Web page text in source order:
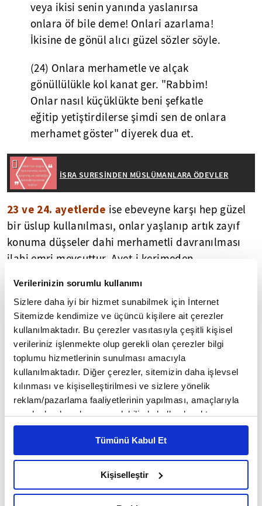
Verilerinizin sorumlu kullanımı
Sizlere daha iyi bir hizmet sunabilmek için İnternet
Sitemizde kendimize ve üçüncü kişilere ait çerezler
kullanılmaktadır. Bu çerezler vasıtasıyla çeşitli kişisel
verileriniz işlenmekte olup gerekli olan çerezler bilgi
toplumu hizmetlerinin sunulması amacıyla
kullanılmaktadır. Diğer çerezler, sitemizin daha işlevsel
kılınması ve kişiselleştirilmesi ve sizlere yönelik
reklam/pazarlama faaliyetlerinin yapılması, amaçlarıyla
sınırlı olarak açık rızanız dahilinde kullanılacaktır.
Çerezlere ilişkin tercihlerinizi çerez paneli vasıtasıyla
belirleyebilirsiniz. Çerezlere ilişkin detaylı bilgi için
Ayarlar butonuna tıklayabilir,Çerez Bilgilendirme
Metnimizi ziyaret edebilirsiniz.
hazırlanmış olan İnternet Sitesi Aydınlatma Metnimizi
Tümünü Kabul Et
Kişiselleştir
veya ikisi senin yanında yaslanırsa
onlara öf bile deme! Onlari azarlama!
İkisine de gönül alıcı güzel sözler söyle.
(24) Onlara merhametle ve alçak
gönüllülükle kol kanat ger. "Rabbim!
Onlar nasıl küçüklükte beni şefkatle
eğitip yetiştirdilerse şimdi sen de onlara
merhamet göster" diyerek dua et.
İSRA SURESİNDEN MÜSLÜMANLARA ÖDEVLER
23 ve 24. ayetlerde ise ebeveyne karşı hep güzel
bir üslup kullanılması, onlar yaşlanıp artık zayıf
konuma düşseler dahi merhametli davranılması
ilahi emri mevcuttur. Ayet-i kerimeden
her mümin kişiye farzdır.
﴾26﴿ Akrabaya, yoksula ve yolcuya
hakkını ver. Gereksiz yere de saçıp
savurma!
﴾27﴿ Çünkü savurganlar şeytanların
dostlarıdır. Şeytan da rabbine karşı çok
nankördür.
(28) Eğer sen kendin dahi rabbinden
umduğun bir lütfu beklemek durumunda
(ihtiyaç içinde) olduğun için onlara ilgi